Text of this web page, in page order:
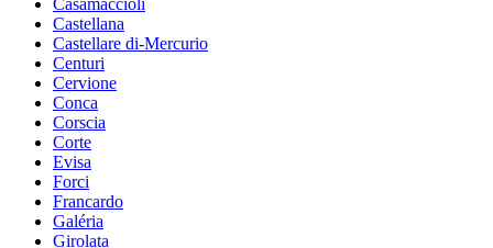
Casamaccioli
Castellana
Castellare di-Mercurio
Centuri
Cervione
Conca
Corscia
Corte
Evisa
Forci
Francardo
Galéria
Girolata